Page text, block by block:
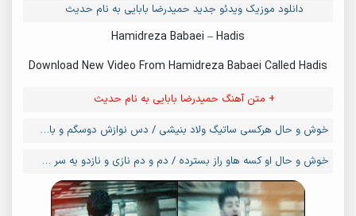
دانلود موزیک ویدئو جدید حمیدرضا بابایی به نام حدیث
Hamidreza Babaei – Hadis
Download New Video From Hamidreza Babaei Called Hadis
+ متن آهنگ حمیدرضا بابایی به نام حدیث
خوش و حال هرکسی ساتیگ ولاد بنیشی / دس نوازش دوسگم و بان سرد بکیشی
خوش و حال او کسه هاو راز بسترده / دم و دم نازی و نازدو یه سر مسده